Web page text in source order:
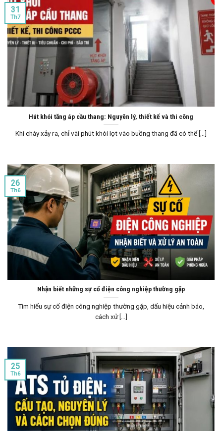
Hút khói tăng áp cầu thang: Nguyên lý, thiết kế và thi công
Khi cháy xảy ra, chỉ vài phút khói lọt vào buồng thang đã có thể [...]
31
Th7
Nhận biết những sự cố điện công nghiệp thường gặp
Tìm hiểu sự cố điện công nghiệp thường gặp, dấu hiệu cảnh báo,
cách xử [...]
26
Th6
25
Th6